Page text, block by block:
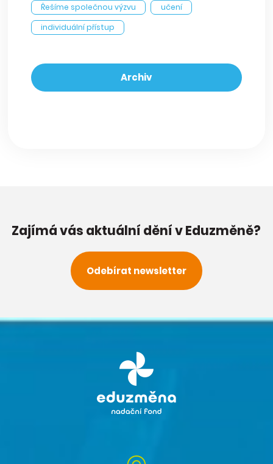
Řešíme společnou výzvu
učení
individuální přístup
Archiv
Zajímá vás aktuální dění v Eduzměně?
Odebírat newsletter